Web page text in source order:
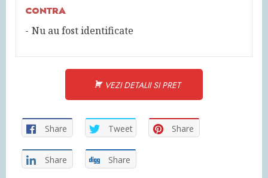
CONTRA
Nu au fost identificate
VEZI DETALII SI PRET
Share Tweet Share
Share Share